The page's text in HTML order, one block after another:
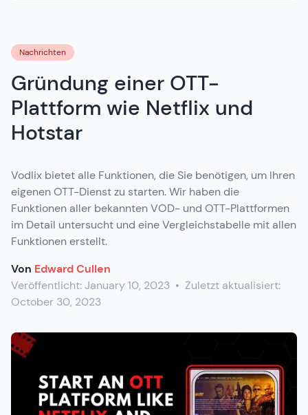
Nachrichten
Gründung einer OTT-
Plattform wie Netflix und
Hotstar
Vodlix bietet alle Funktionen, die Sie benötigen, um Ihren
eigenen OTT-Dienst zu starten. Wir haben die
Funktionen aller bekannten VOD- und OTT-Plattformen
im Detail untersucht und eine Vergleichstabelle mit allen
Funktionen erstellt.
Von Edward Cullen
Veröffentlicht:January 10, 2023 • Zuletzt aktualisiert:
October 30, 2023